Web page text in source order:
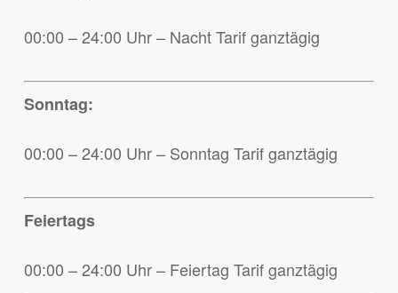
00:00 – 24:00 Uhr – Nacht Tarif ganztägig
Sonntag:
00:00 – 24:00 Uhr – Sonntag Tarif ganztägig
Feiertags
00:00 – 24:00 Uhr – Feiertag Tarif ganztägig